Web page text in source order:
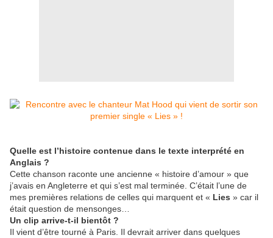
Quelle est l’histoire contenue dans le texte interprété en
Anglais ?
Cette chanson raconte une ancienne « histoire d’amour » que
j’avais en Angleterre et qui s’est mal terminée. C’était l’une de
mes premières relations de celles qui marquent et « Lies » car il
était question de mensonges…
Un clip arrive-t-il bientôt ?
Il vient d’être tourné à Paris. Il devrait arriver dans quelques